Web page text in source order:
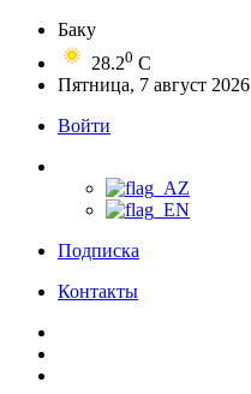
Баку
28.20 C
Пятница, 7 август 2026
Войти
Подписка
Контакты